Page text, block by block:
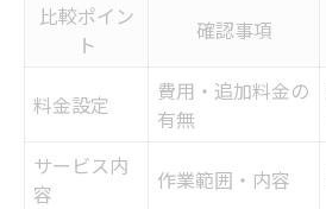
比較ポイン
ト
確認事項
料金設定
費用・追加料金の
有無
サービス内
容
作業範囲・内容